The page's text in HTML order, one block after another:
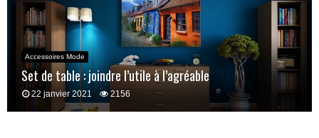
Accessoires Mode
Set de table : joindre l’utile à l’agréable
22 janvier 2021 2156